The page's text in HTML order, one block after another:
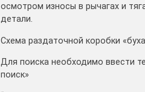
осмотром износы в рычагах и
детали.
Схема раздаточной коробки
Для поиска необходимо ввести
поиск»